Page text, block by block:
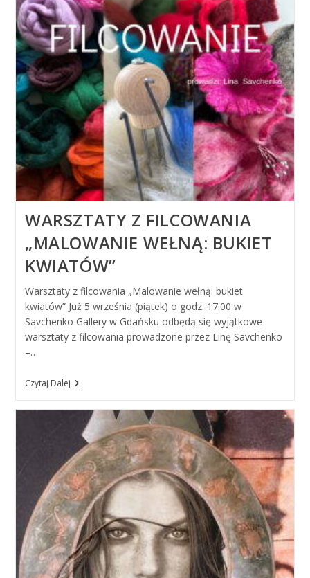
WARSZTATY Z FILCOWANIA
„MALOWANIE WEŁNĄ: BUKIET
KWIATÓW”
Warsztaty z filcowania „Malowanie wełną: bukiet
kwiatów” Już 5 września (piątek) o godz. 17:00 w
Savchenko Gallery w Gdańsku odbędą się wyjątkowe
warsztaty z filcowania prowadzone przez Linę Savchenko
–…
Czytaj DalejWarsztaty
Z
„Malowanie
Wełną:
Bukiet
Kwiatów”